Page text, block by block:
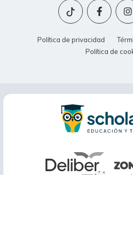
Política de privacidad
Política de